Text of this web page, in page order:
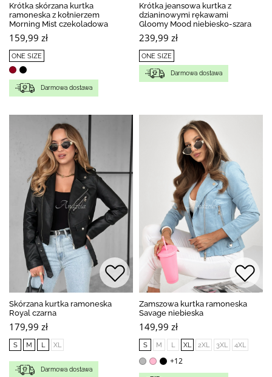
Krótka skórzana kurtka
ramoneska z kołnierzem
Morning Mist czekoladowa
159,99 zł
ONE SIZE
Darmowa dostawa
Krótka jeansowa kurtka z
dzianinowymi rękawami
Gloomy Mood niebiesko-szara
239,99 zł
ONE SIZE
Darmowa dostawa
Skórzana kurtka ramoneska
Royal czarna
179,99 zł
S M L XL
Darmowa dostawa
Zamszowa kurtka ramoneska
Savage niebieska
149,99 zł
S M L XL 2XL 3XL 4XL
+12